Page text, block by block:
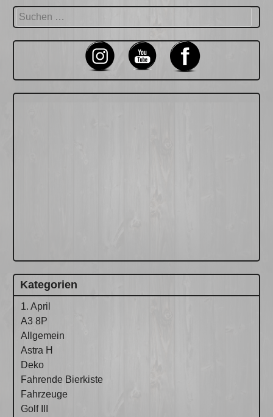
Suchen
nach:
Kategorien
1. April
A3 8P
Allgemein
Astra H
Deko
Fahrende Bierkiste
Fahrzeuge
Golf III